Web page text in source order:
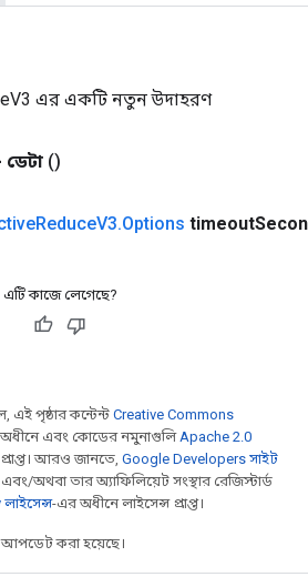
এর একটি নতুন উদাহরণ
ডেটা ()
ReduceV3.Options timeout
এটি কাজে লেগেছে?
এই পৃষ্ঠার কন্টেন্ট Creative Commons
এবং কোডের নমুনাগুলিApache 2.0
আরও জানতে, Google Developers সাইট
অথবা তার অ্যাফিলিয়েট সংস্থার রেজিস্টার্ড
-এর অধীনে লাইসেন্স প্রাপ্ত।
আপডেট করা হয়েছে।